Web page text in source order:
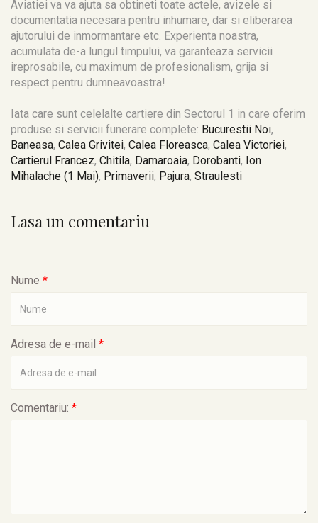
Aviatiei va va ajuta sa obtineti toate actele, avizele si
documentatia necesara pentru inhumare, dar si eliberarea
ajutorului de inmormantare etc. Experienta noastra,
acumulata de-a lungul timpului, va garanteaza servicii
ireprosabile, cu maximum de profesionalism, grija si
respect pentru dumneavoastra!
Iata care sunt celelalte cartiere din Sectorul 1 in care oferim
produse si servicii funerare complete: Bucurestii Noi,
Baneasa, Calea Grivitei, Calea Floreasca, Calea Victoriei,
Cartierul Francez, Chitila, Damaroaia, Dorobanti, Ion
Mihalache (1 Mai), Primaverii, Pajura, Straulesti
Lasa un comentariu
Nume *
Adresa de e-mail *
Comentariu: *